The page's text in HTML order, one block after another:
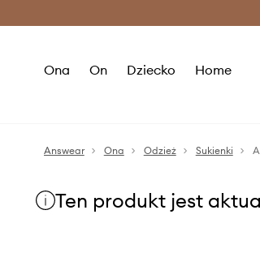
Ona On Dziecko Home
Answear Ona Odzież Sukienki
Ten produkt jest